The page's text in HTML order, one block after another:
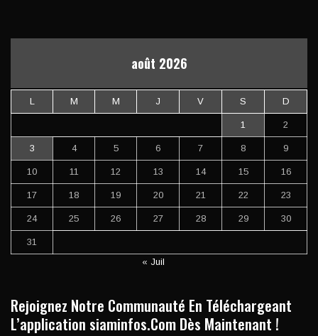
août 2026
L M M J V S D
1 2
3 4 5 6 7 8 9
10 11 12 13 14 15 16
17 18 19 20 21 22 23
24 25 26 27 28 29 30
31
« Juil
Rejoignez Notre Communauté En Téléchargeant
L’application siaminfos.Com Dès Maintenant !